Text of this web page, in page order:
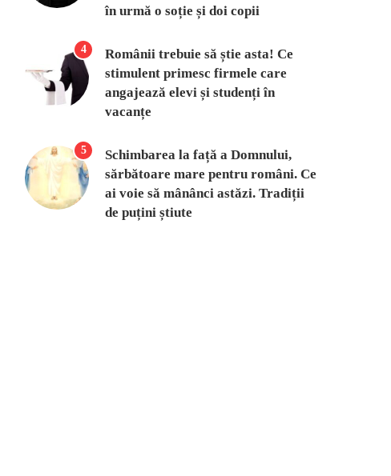
în urmă o soție și doi copii
4
Românii trebuie să știe asta! Ce
stimulent primesc firmele care
angajează elevi și studenți în
vacanțe
5
Schimbarea la față a Domnului,
sărbătoare mare pentru români. Ce
ai voie să mânânci astăzi. Tradiții
de puțini știute